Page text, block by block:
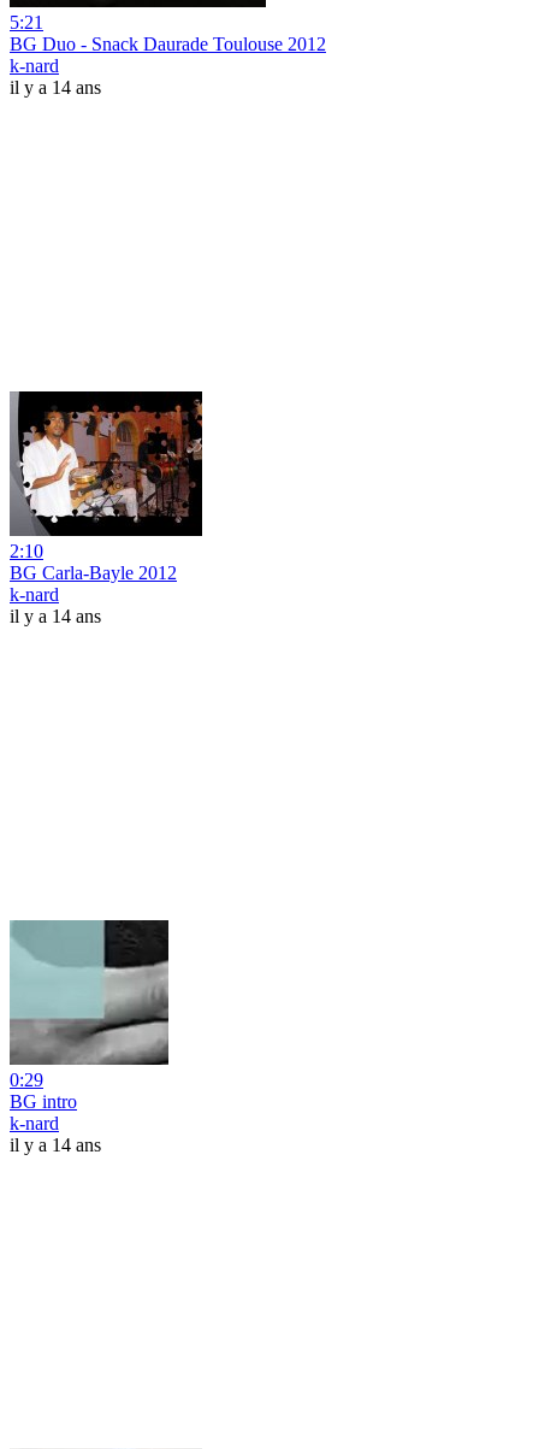
5:21
BG Duo - Snack Daurade Toulouse 2012
k-nard
il y a 14 ans
2:10
BG Carla-Bayle 2012
k-nard
il y a 14 ans
0:29
BG intro
k-nard
il y a 14 ans